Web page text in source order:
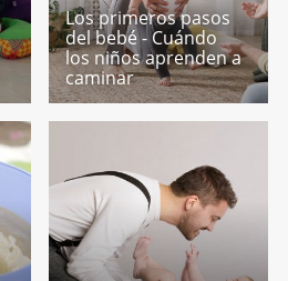
Los primeros pasos
del bebé - Cuándo
los niños aprenden a
caminar